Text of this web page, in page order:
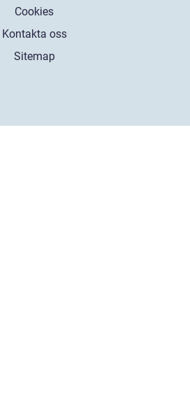
Cookies
Kontakta oss
Sitemap